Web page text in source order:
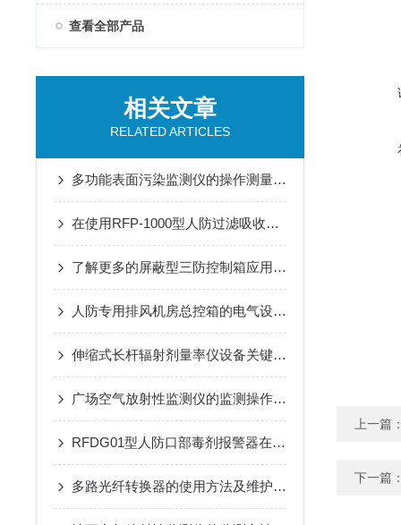
查看全部产品
相关文章
RELATED ARTICLES
多功能表面污染监测仪的操作测量方法
在使用RFP-1000型人防过滤吸收器时需要遵循的安全操作规程
了解更多的屏蔽型三防控制箱应用优势
人防专用排风机房总控箱的电气设计要点：负荷计算、短路保护与电缆选择
伸缩式长杆辐射剂量率仪设备关键技术与应用
广场空气放射性监测仪的监测操作方法
RFDG01型人防口部毒剂报警器在应急响应中的应用效果
多路光纤转换器的使用方法及维护方法
上一篇
下一篇